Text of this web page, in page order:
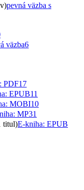
pevná väzba s
väzba6
PDF17
EPUB11
MOBI10
MP31
titul)E-kniha: EPUB